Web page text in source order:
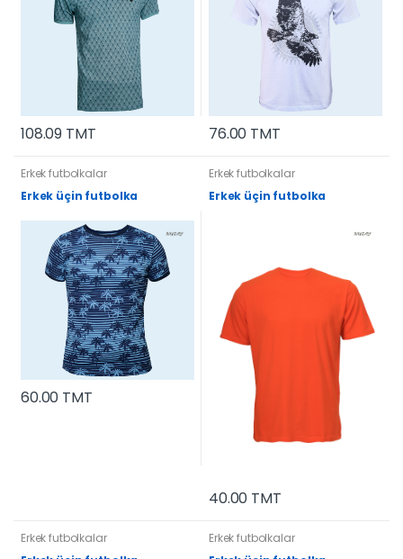
108.09 TMT 76.00 TMT
Erkek futbolkalar
Erkek üçin futbolka
60.00 TMT
Erkek futbolkalar
Erkek üçin futbolka
40.00 TMT
Erkek futbolkalar
Erkek futbolkalar